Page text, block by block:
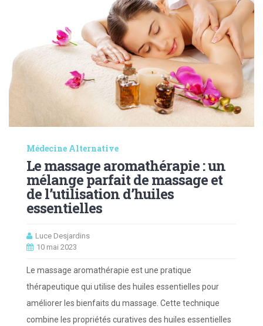
Médecine Alternative
Le massage aromathérapie : un
mélange parfait de massage et
de l’utilisation d’huiles
essentielles
Luce Desjardins
10 mai 2023
Le massage aromathérapie est une pratique
thérapeutique qui utilise des huiles essentielles pour
améliorer les bienfaits du massage. Cette technique
combine les propriétés curatives des huiles essentielles